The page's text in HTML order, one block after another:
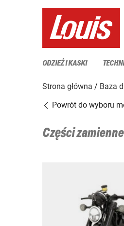
ODZIEŻ I KASKI
Strona główna Baza
Powrót do wyboru
Części